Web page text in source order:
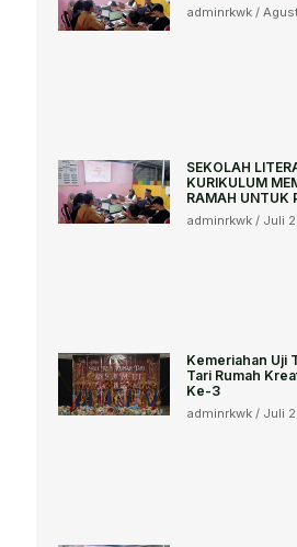
adminrkwk
SEKOLAH
KURIKULUM
RAMAH UNTUK
adminrkwk Juli
Kemeriahan Uji
Tari Rumah
Ke-3
adminrkwk Juli